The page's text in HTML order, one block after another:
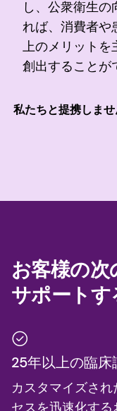
し、公衆衛生
れば、消費者や
上のメリットを
創出することが
私たちと提携しませ
お客様の
サポートす
25年以上の臨床
カスタマイズさ
セスを迅速化する